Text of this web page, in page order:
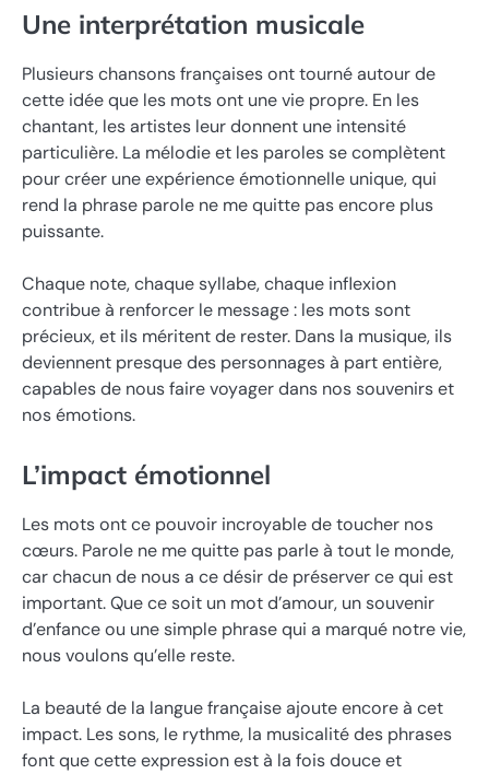
Une interprétation musicale
Plusieurs chansons françaises ont tourné autour de
cette idée que les mots ont une vie propre. En les
chantant, les artistes leur donnent une intensité
particulière. La mélodie et les paroles se complètent
pour créer une expérience émotionnelle unique, qui
rend la phrase parole ne me quitte pas encore plus
puissante.
Chaque note, chaque syllabe, chaque inflexion
contribue à renforcer le message : les mots sont
précieux, et ils méritent de rester. Dans la musique, ils
deviennent presque des personnages à part entière,
capables de nous faire voyager dans nos souvenirs et
nos émotions.
L’impact émotionnel
Les mots ont ce pouvoir incroyable de toucher nos
cœurs. Parole ne me quitte pas parle à tout le monde,
car chacun de nous a ce désir de préserver ce qui est
important. Que ce soit un mot d’amour, un souvenir
d’enfance ou une simple phrase qui a marqué notre vie,
nous voulons qu’elle reste.
La beauté de la langue française ajoute encore à cet
impact. Les sons, le rythme, la musicalité des phrases
font que cette expression est à la fois douce et